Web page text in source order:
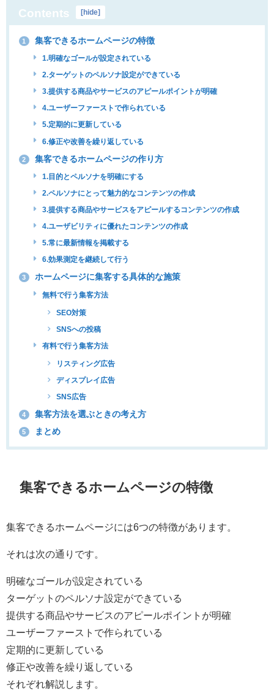
Contents [hide]
1 集客できるホームページの特徴
1.明確なゴールが設定されている
2.ターゲットのペルソナ設定ができている
3.提供する商品やサービスのアピールポイントが明確
4.ユーザーファーストで作られている
5.定期的に更新している
6.修正や改善を繰り返している
2 集客できるホームページの作り方
1.目的とペルソナを明確にする
2.ペルソナにとって魅力的なコンテンツの作成
3.提供する商品やサービスをアピールするコンテンツの作成
4.ユーザビリティに優れたコンテンツの作成
5.常に最新情報を掲載する
6.効果測定を継続して行う
3 ホームページに集客する具体的な施策
無料で行う集客方法
SEO対策
SNSへの投稿
有料で行う集客方法
リスティング広告
ディスプレイ広告
SNS広告
4 集客方法を選ぶときの考え方
5 まとめ
集客できるホームページの特徴
集客できるホームページには6つの特徴があります。
それは次の通りです。
明確なゴールが設定されている
ターゲットのペルソナ設定ができている
提供する商品やサービスのアピールポイントが明確
ユーザーファーストで作られている
定期的に更新している
修正や改善を繰り返している
それぞれ解説します。